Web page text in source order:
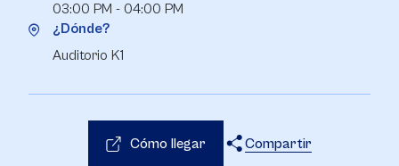
03:00 PM - 04:00 PM
¿Dónde?
Auditorio K1
Cómo llegar
Compartir